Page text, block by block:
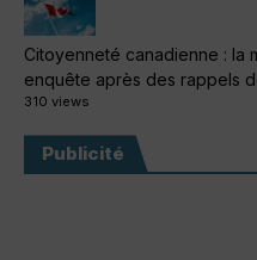
Citoyenneté canadienne : la
enquête après des rappels
310 views
Publicité